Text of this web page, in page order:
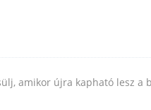
amikor újra kapható lesz a